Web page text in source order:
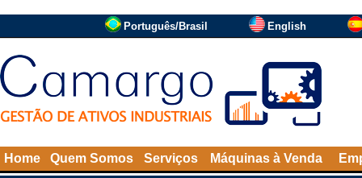
Português/Brasil English
Home Quem Somos Serviços Máquinas à Venda